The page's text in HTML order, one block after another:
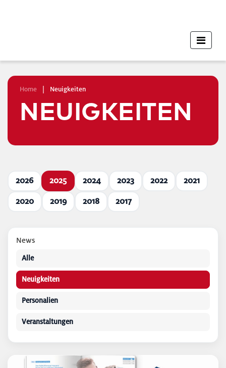
Home Neuigkeiten
NEUIGKEITEN
2026 2025 2024 2023 2022 2021
2020 2019 2018 2017
News
Alle
Neuigkeiten
Personalien
Veranstaltungen